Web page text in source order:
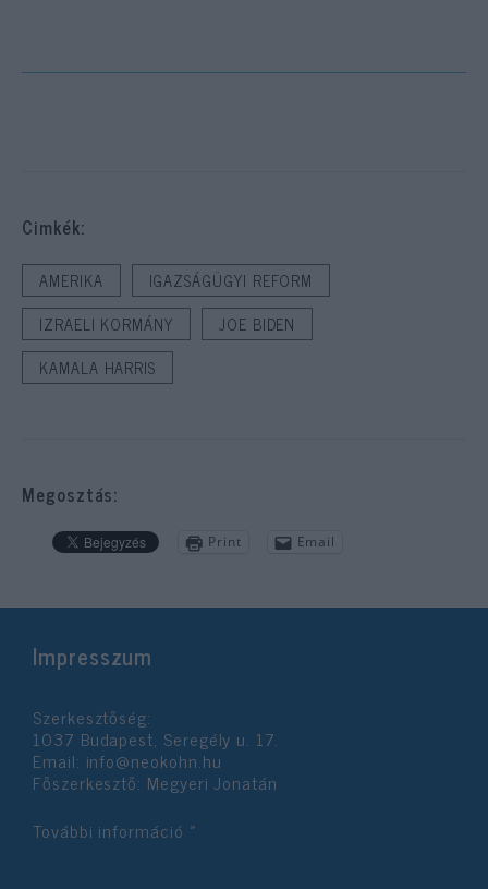
Cimkék:
AMERIKA
IGAZSÁGÜGYI REFORM
IZRAELI KORMÁNY
JOE BIDEN
KAMALA HARRIS
Megosztás:
Print Email
Impresszum
Szerkesztőség:
1037 Budapest, Seregély u. 17.
Email: info@neokohn.hu
Főszerkesztő: Megyeri Jonatán
További információ »